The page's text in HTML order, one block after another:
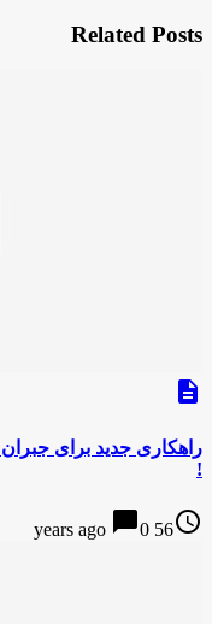
Related Posts
description
راهکاری جدید برای
!
access_time
56 years ago
chat_bubble0